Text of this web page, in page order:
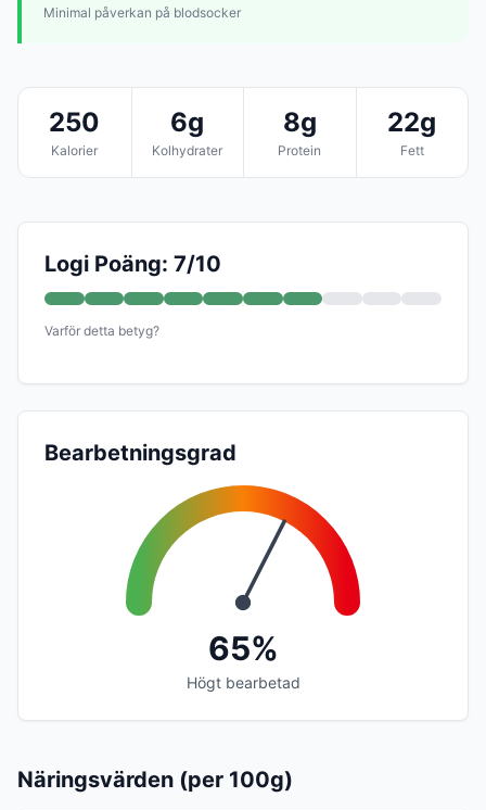
Minimal påverkan på blodsocker
250
Kalorier
6g
Kolhydrater
8g
Protein
22g
Fett
Logi Poäng: 7/10
Varför detta betyg?
Bearbetningsgrad
65%
Högt bearbetad
Näringsvärden (per 100g)